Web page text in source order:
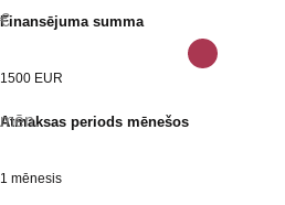
Finansējuma summa
€
1500 EUR
Atmaksas periods mēnešos
mēn.
1 mēnesis